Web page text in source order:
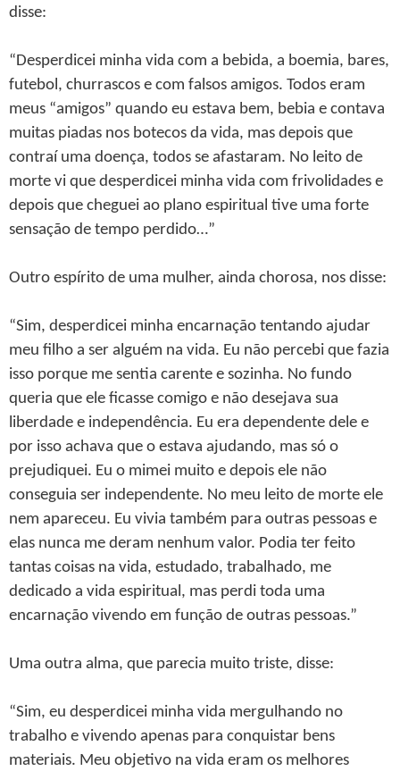
disse:
“Desperdicei minha vida com a bebida, a boemia, bares,
futebol, churrascos e com falsos amigos. Todos eram
meus “amigos” quando eu estava bem, bebia e contava
muitas piadas nos botecos da vida, mas depois que
contraí uma doença, todos se afastaram. No leito de
morte vi que desperdicei minha vida com frivolidades e
depois que cheguei ao plano espiritual tive uma forte
sensação de tempo perdido…”
Outro espírito de uma mulher, ainda chorosa, nos disse:
“Sim, desperdicei minha encarnação tentando ajudar
meu filho a ser alguém na vida. Eu não percebi que fazia
isso porque me sentia carente e sozinha. No fundo
queria que ele ficasse comigo e não desejava sua
liberdade e independência. Eu era dependente dele e
por isso achava que o estava ajudando, mas só o
prejudiquei. Eu o mimei muito e depois ele não
conseguia ser independente. No meu leito de morte ele
nem apareceu. Eu vivia também para outras pessoas e
elas nunca me deram nenhum valor. Podia ter feito
tantas coisas na vida, estudado, trabalhado, me
dedicado a vida espiritual, mas perdi toda uma
encarnação vivendo em função de outras pessoas.”
Uma outra alma, que parecia muito triste, disse:
“Sim, eu desperdicei minha vida mergulhando no
trabalho e vivendo apenas para conquistar bens
materiais. Meu objetivo na vida eram os melhores